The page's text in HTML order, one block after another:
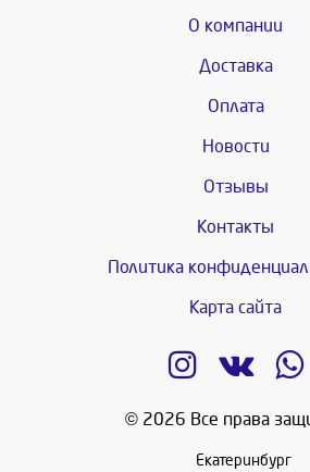
О компании
Доставка
Оплата
Новости
Отзывы
Контакты
Политика
Карта сайта
© 2026 Все права
Екатеринбург